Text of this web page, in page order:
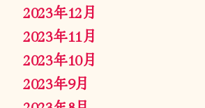
2023年12月
2023年11月
2023年10月
2023年9月